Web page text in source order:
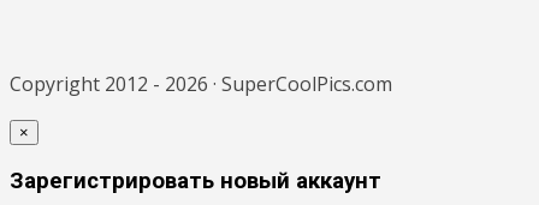
Copyright 2012 - 2026 · SuperCoolPics.com
×
Зарегистрировать новый аккаунт